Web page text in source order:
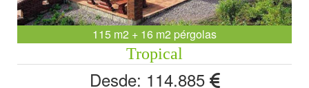
115 m2 + 16 m2 pérgolas
Tropical
Desde: 114.885